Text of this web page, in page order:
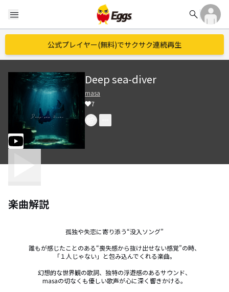
menu search
公式プレイヤー(無料)でサクサク連続再生
Deep sea-diver
masa
7
楽曲解説
孤独や失恋に寄り添う“没入ソング”
誰もが感じたことのある“喪失感から抜け出せない感覚”の時、
「１人じゃない」と包み込んでくれる楽曲。
幻想的な世界観の歌詞、独特の浮遊感のあるサウンド、
masaの切なくも優しい歌声が心に深く響きかける。